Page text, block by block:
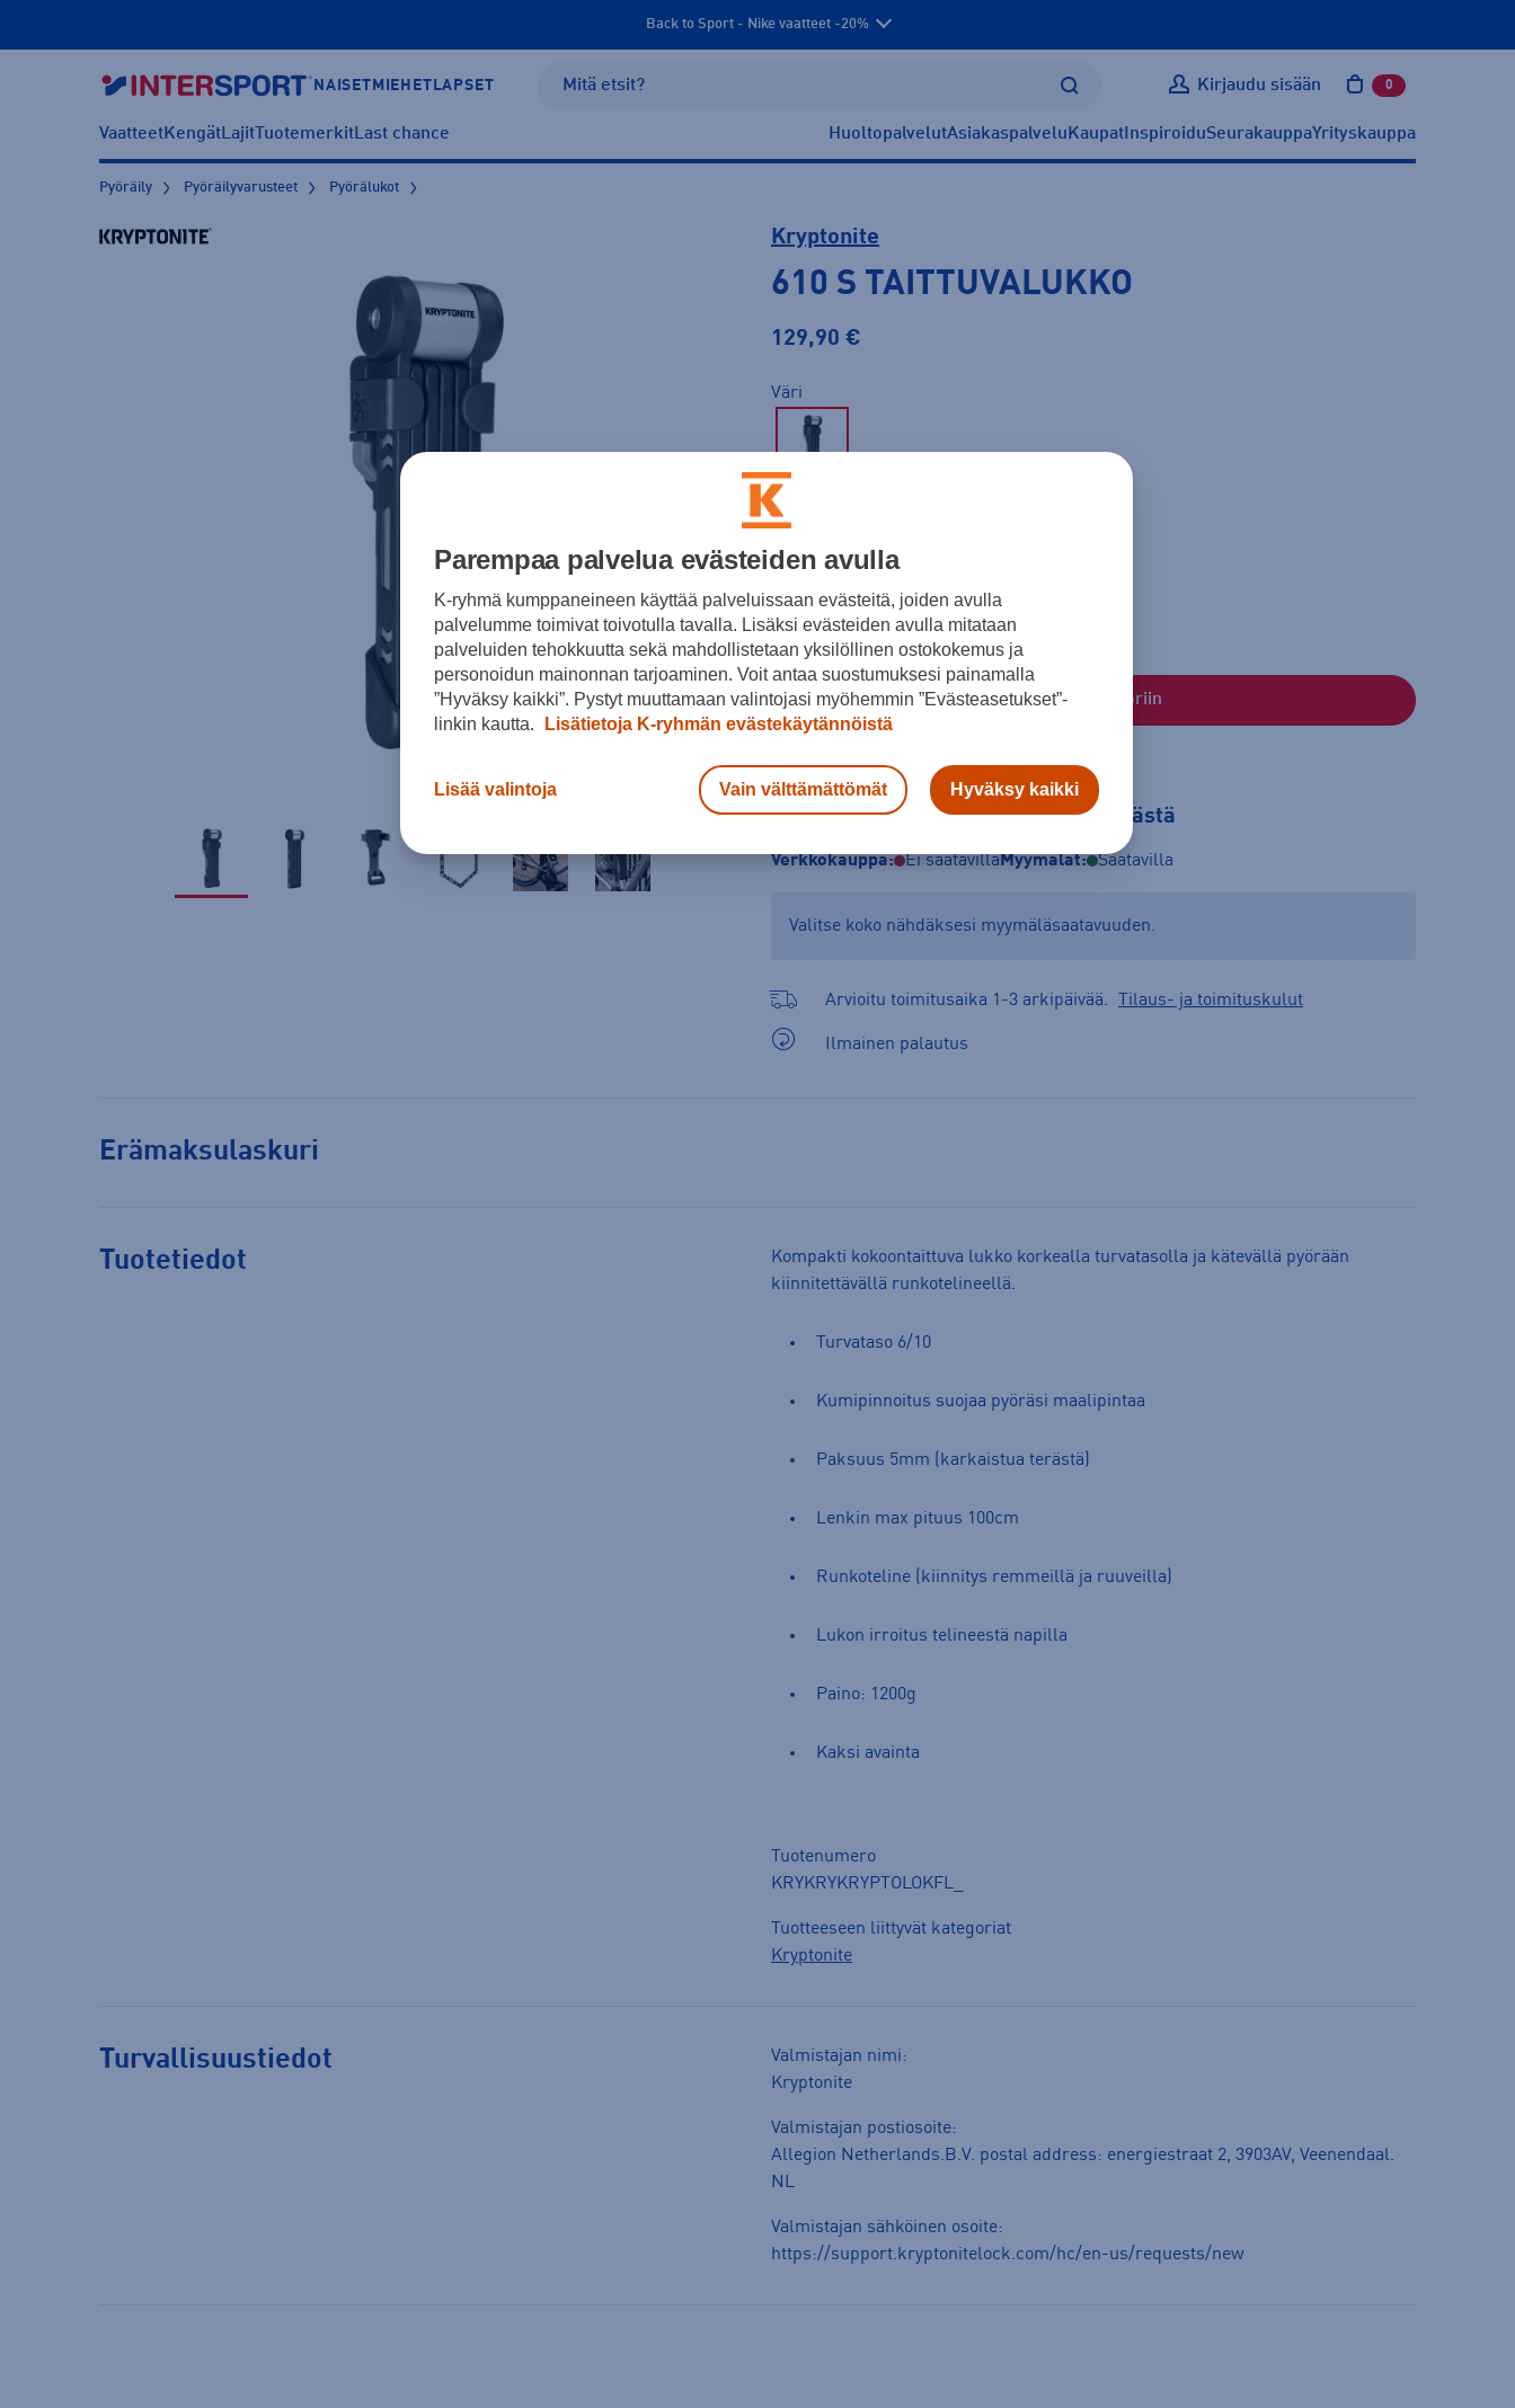
Back to Sport - Nike vaatteet -20%
NAISET MIEHET LAPSET Kirjaudu sisään 0 tuotetta
VaatteetKengätLajitTuotemerkitLast chance HuoltopalvelutAsiakaspalvelu Kaupat InspiroiduSeurakauppaYrityskauppa
Pyöräily Pyöräilyvarusteet Pyörälukot
Kryptonite
610 S TAITTUVALUKKO
129,90 €
Väri
Lisää ostoskoriin
Tarkista saatavuus ja tilaa myymälästä
Verkkokauppa: Ei saatavilla Myymälät: Saatavilla
Valitse koko nähdäksesi myymäläsaatavuuden.
Arvioitu toimitusaika 1-3 arkipäivää. Tilaus- ja toimituskulut
Ilmainen palautus
Erämaksulaskuri
Tuotetiedot
Kompakti kokoontaittuva lukko korkealla turvatasolla ja kätevällä pyörään
kiinnitettävällä runkotelineellä.
Turvataso 6/10
Kumipinnoitus suojaa pyöräsi maalipintaa
Paksuus 5mm (karkaistua terästä)
Lenkin max pituus 100cm
Runkoteline (kiinnitys remmeillä ja ruuveilla)
Lukon irroitus telineestä napilla
Paino: 1200g
Kaksi avainta
Tuotenumero
KRYKRYKRYPTOLOKFL_
Tuotteeseen liittyvät kategoriat
Kryptonite
Turvallisuustiedot
Valmistajan nimi:
Kryptonite
Valmistajan postiosoite:
Allegion Netherlands.B.V. postal address: energiestraat 2, 3903AV, Veenendaal.
NL
Valmistajan sähköinen osoite:
https://support.kryptonitelock.com/hc/en-us/requests/new
Parempaa palvelua evästeiden avulla
K-ryhmä kumppaneineen käyttää palveluissaan evästeitä, joiden avulla
palvelumme toimivat toivotulla tavalla. Lisäksi evästeiden avulla mitataan
palveluiden tehokkuutta sekä mahdollistetaan yksilöllinen ostokokemus ja
personoidun mainonnan tarjoaminen. Voit antaa suostumuksesi painamalla
”Hyväksy kaikki”. Pystyt muuttamaan valintojasi myöhemmin ”Evästeasetukset”-
linkin kautta.
Lisätietoja K-ryhmän evästekäytännöistä
Lisää valintoja Vain välttämättömät Hyväksy kaikki